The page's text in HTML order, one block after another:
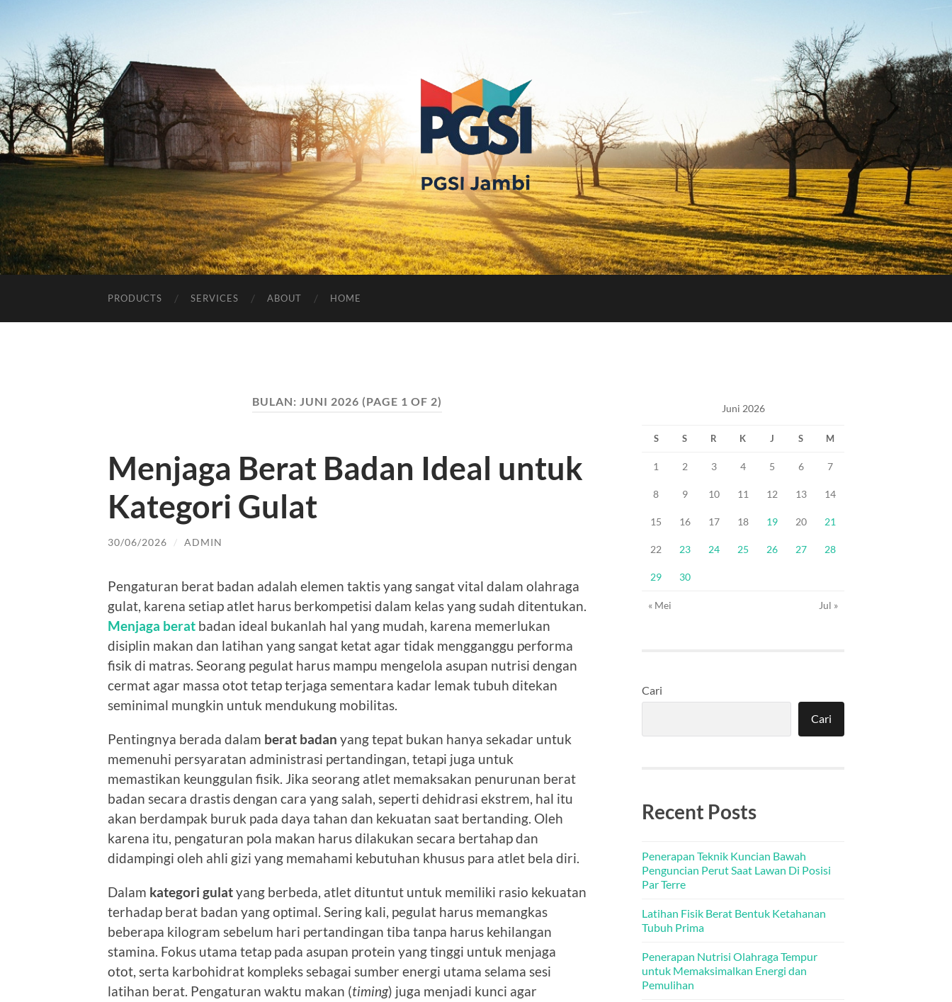
PGSI
JAMBI
PRODUCTS SERVICES ABOUT HOME
BULAN: JUNI 2026 (PAGE 1 OF 2)
Menjaga Berat Badan Ideal untuk
Kategori Gulat
30/06/2026 / ADMIN
Pengaturan berat badan adalah elemen taktis yang sangat vital dalam olahraga
gulat, karena setiap atlet harus berkompetisi dalam kelas yang sudah ditentukan.
Menjaga berat badan ideal bukanlah hal yang mudah, karena memerlukan
disiplin makan dan latihan yang sangat ketat agar tidak mengganggu performa
fisik di matras. Seorang pegulat harus mampu mengelola asupan nutrisi dengan
cermat agar massa otot tetap terjaga sementara kadar lemak tubuh ditekan
seminimal mungkin untuk mendukung mobilitas.
Pentingnya berada dalam berat badan yang tepat bukan hanya sekadar untuk
memenuhi persyaratan administrasi pertandingan, tetapi juga untuk
memastikan keunggulan fisik. Jika seorang atlet memaksakan penurunan berat
badan secara drastis dengan cara yang salah, seperti dehidrasi ekstrem, hal itu
akan berdampak buruk pada daya tahan dan kekuatan saat bertanding. Oleh
karena itu, pengaturan pola makan harus dilakukan secara bertahap dan
didampingi oleh ahli gizi yang memahami kebutuhan khusus para atlet bela diri.
Dalam kategori gulatyang berbeda, atlet dituntut untuk memiliki rasio kekuatan
terhadap berat badan yang optimal. Sering kali, pegulat harus memangkas
beberapa kilogram sebelum hari pertandingan tiba tanpa harus kehilangan
stamina. Fokus utama tetap pada asupan protein yang tinggi untuk menjaga
otot, serta karbohidrat kompleks sebagai sumber energi utama selama sesi
latihan berat. Pengaturan waktu makan (timing) juga menjadi kunci agar
Juni 2026
S S R K J S M
1 2 3 4 5 6 7
8 9 10 11 12 13 14
15 16 17 18 19 20 21
22 23 24 25 26 27 28
29 30
« Mei Jul »
Cari
Cari
Recent Posts
Penerapan Teknik Kuncian Bawah
Penguncian Perut Saat Lawan Di Posisi
Par Terre
Latihan Fisik Berat Bentuk Ketahanan
Tubuh Prima
Penerapan Nutrisi Olahraga Tempur
untuk Memaksimalkan Energi dan
Pemulihan